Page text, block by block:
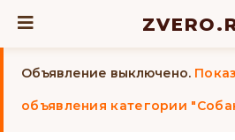
Объявление выключено.
объявления категории